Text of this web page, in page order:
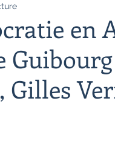
Romans jeunesse
en
Gilles